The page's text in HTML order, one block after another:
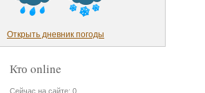
Открыть дневник погоды
Кто online
Сейчас на сайте: 0